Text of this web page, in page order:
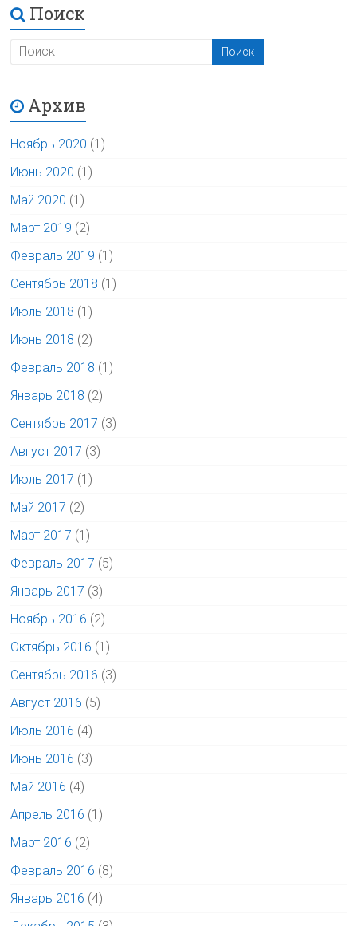
Поиск
Архив
Ноябрь 2020 (1)
Июнь 2020 (1)
Май 2020 (1)
Март 2019 (2)
Февраль 2019 (1)
Сентябрь 2018 (1)
Июль 2018 (1)
Июнь 2018 (2)
Февраль 2018 (1)
Январь 2018 (2)
Сентябрь 2017 (3)
Август 2017 (3)
Июль 2017 (1)
Май 2017 (2)
Март 2017 (1)
Февраль 2017 (5)
Январь 2017 (3)
Ноябрь 2016 (2)
Октябрь 2016 (1)
Сентябрь 2016 (3)
Август 2016 (5)
Июль 2016 (4)
Июнь 2016 (3)
Май 2016 (4)
Апрель 2016 (1)
Март 2016 (2)
Февраль 2016 (8)
Январь 2016 (4)